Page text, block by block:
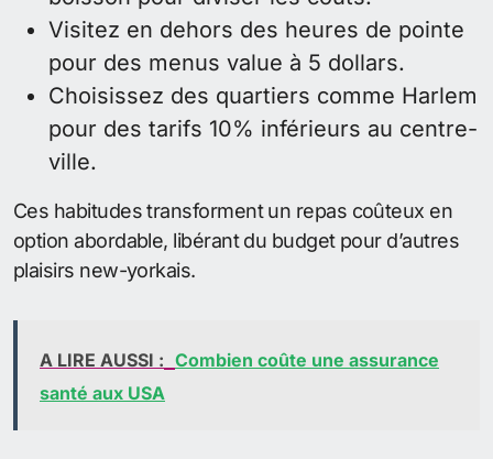
Visitez en dehors des heures de pointe
pour des menus value à 5 dollars.
Choisissez des quartiers comme Harlem
pour des tarifs 10% inférieurs au centre-
ville.
Ces habitudes transforment un repas coûteux en
option abordable, libérant du budget pour d’autres
plaisirs new-yorkais.
A LIRE AUSSI : Combien coûte une assurance
santé aux USA